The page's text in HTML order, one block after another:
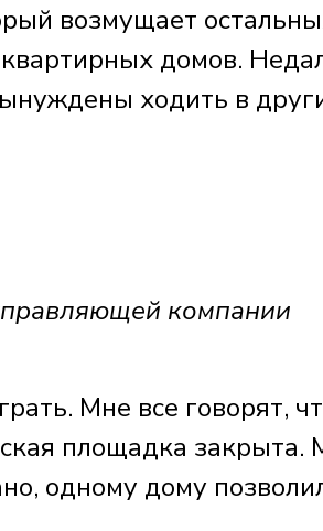
возмущает
домов.
ходить в
компании
Мне все говорят,
площадка закрыта.
одному дому